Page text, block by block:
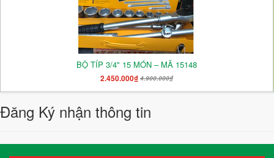
BỘ TÍP 3/4" 15 MÓN – MÃ 15148
2.450.000₫ 4.900.000₫
Đăng Ký nhận thông tin